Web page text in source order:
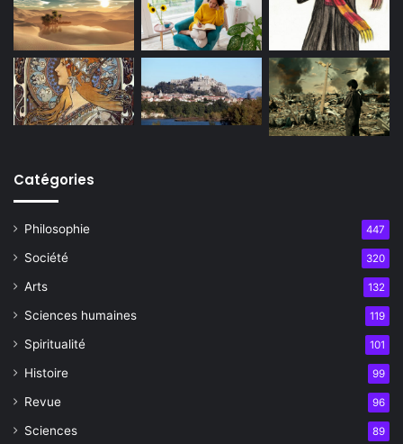
Catégories
Philosophie 447
Société 320
Arts 132
Sciences humaines 119
Spiritualité 101
Histoire 99
Revue 96
Sciences 89